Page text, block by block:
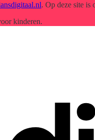
. Op deze site is
kinderen.